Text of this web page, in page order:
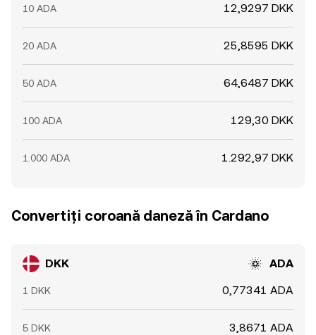
10 ADA 12,9297 DKK
20 ADA 25,8595 DKK
50 ADA 64,6487 DKK
100 ADA 129,30 DKK
1.000 ADA 1.292,97 DKK
Convertiți coroană daneză în Cardano
DKK ADA
1 DKK 0,77341 ADA
5 DKK 3,8671 ADA